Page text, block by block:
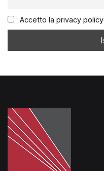
Accetto la privacy policy